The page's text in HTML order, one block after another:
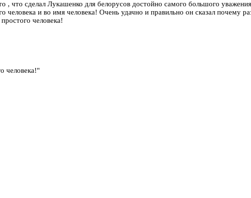
, что сделал Лукашенко для белорусов достойно самого большого
человека и во имя человека! Очень удачно и правильно он сказал почему
человека!
человека!"